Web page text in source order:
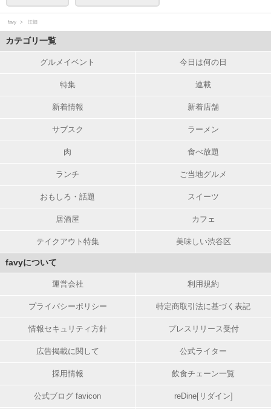
favy 江畑
カテゴリ一覧
グルメイベント 今日は何の日
特集 連載
新着情報 新着店舗
サブスク ラーメン
肉 食べ放題
ランチ ご当地グルメ
おもしろ・話題 スイーツ
居酒屋 カフェ
テイクアウト特集 美味しい渋谷区
favyについて
運営会社 利用規約
プライバシーポリシー 特定商取引法に基づく表記
情報セキュリティ方針 プレスリリース受付
広告掲載に関して 公式ライター
採用情報 飲食チェーン一覧
公式ブログ favicon reDine[リダイン]